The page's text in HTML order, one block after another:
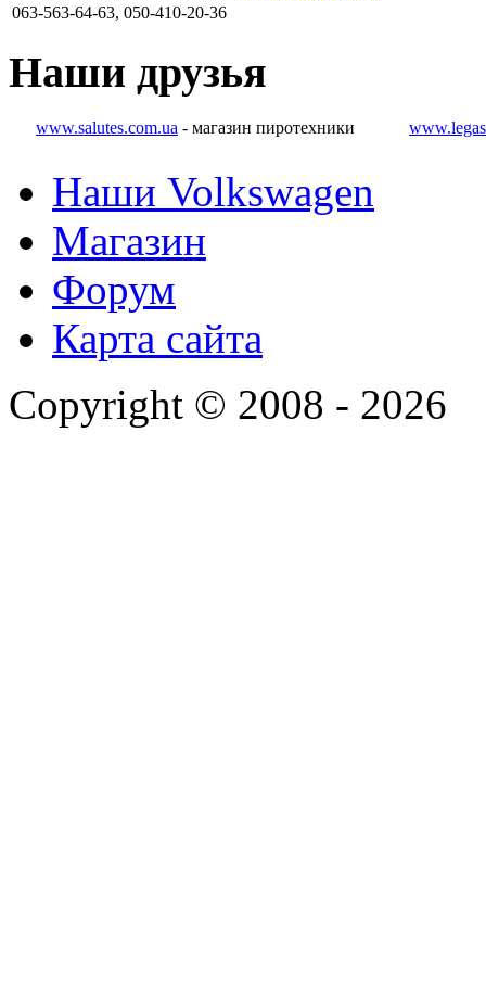
063-563-64-63, 050-410-20-36
Наши друзья
www.salutes.com.ua - магазин пиротехники
Наши Volkswagen
Магазин
Форум
Карта сайта
Copyright © 2008 - 2026